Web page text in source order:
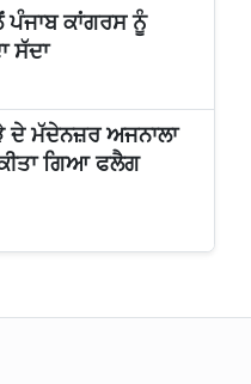
ਕਾਂਗਰਸ ਨੂੰ
ਸੱਦਾ
ਦੇ ਮੱਦੇਨਜ਼ਰ ਅਜਨਾਲਾ
ਗਿਆ ਫਲੈਗ